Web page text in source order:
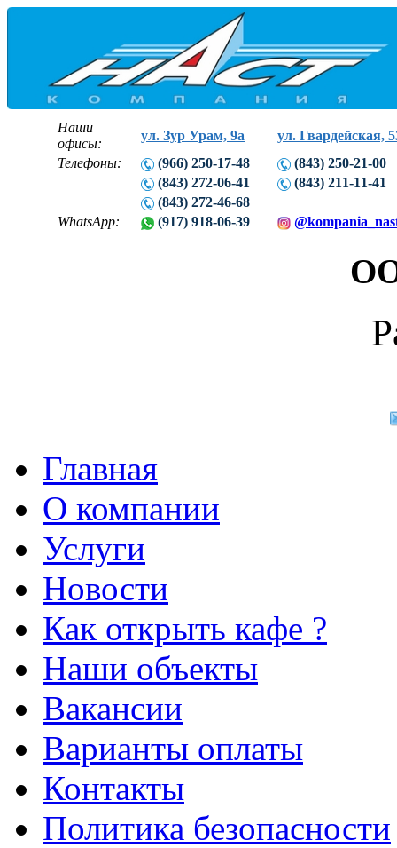
Наши
офисы:
ул. Зур Урам, 9а
ул. Гвардейская,
Телефоны:
(966) 250-17-48
(843) 250-21-00
(843) 272-06-41
(843) 211-11-41
(843) 272-46-68
WhatsApp:
(917) 918-06-39
Главная
О компании
Услуги
Новости
Как открыть кафе ?
Наши объекты
Вакансии
Варианты оплаты
Контакты
Политика безопасности